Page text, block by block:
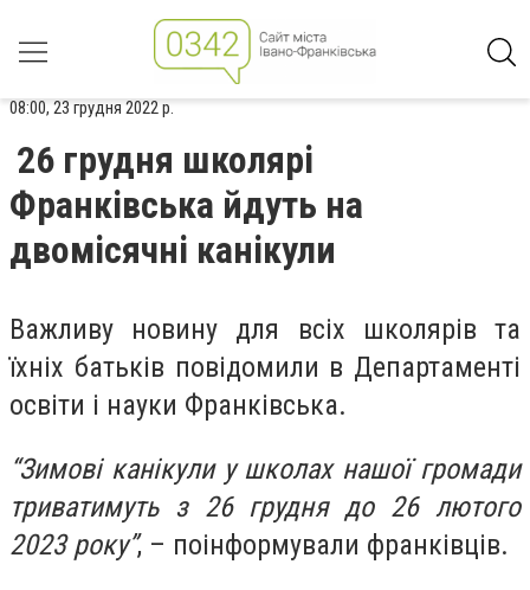
08:00, 23 грудня 2022 р.
26 грудня школярі
Франківська йдуть на
двомісячні канікули
Важливу новину для всіх школярів та
їхніх батьків повідомили в Департаменті
освіти і науки Франківська.
“Зимові канікули у школах нашої громади
триватимуть з 26 грудня до 26 лютого
2023 року”, – поінформували франківців.